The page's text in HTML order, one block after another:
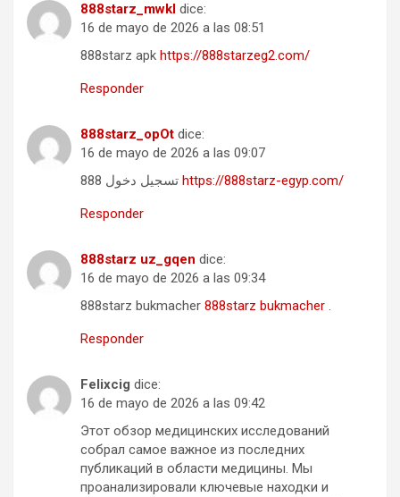
888starz_mwkl dice:
16 de mayo de 2026 a las 08:51
888starz apk https://888starzeg2.com/
Responder
888starz_opOt dice:
16 de mayo de 2026 a las 09:07
https://888starz-egyp.com/
Responder
888starz uz_gqen dice:
16 de mayo de 2026 a las 09:34
888starz bukmacher 888starz bukmacher .
Responder
Felixcig dice:
16 de mayo de 2026 a las 09:42
Этот обзор медицинских исследований
собрал самое важное из последних
публикаций в области медицины. Мы
проанализировали ключевые находки и